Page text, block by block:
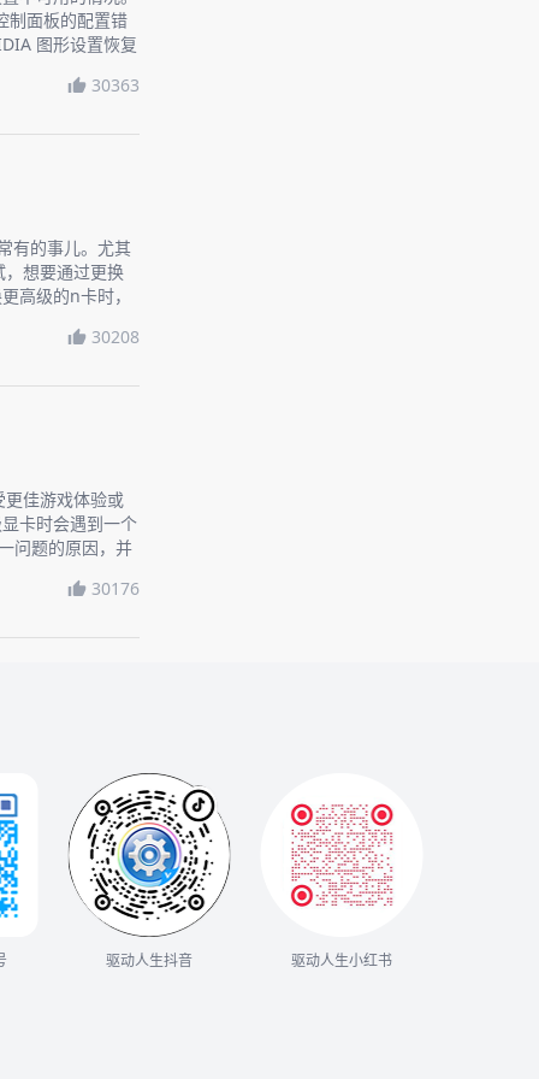
制面板的配置错
图形设置恢复
30363
有的事儿。尤其
想要通过更换
高级的n卡时，
30208
更佳游戏体验或
卡时会遇到一个
问题的原因，并
30176
驱动人生抖音 驱动人生小红书